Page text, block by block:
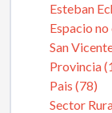
Esteban
Espacio
San
Provincia
Pais (78)
Sector